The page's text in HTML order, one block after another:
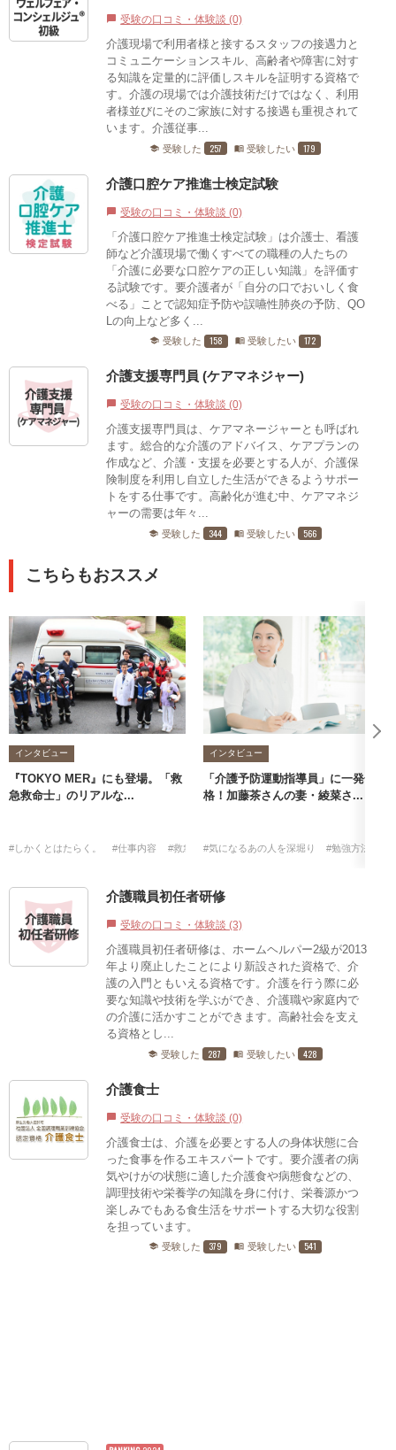
chat_bubble 受験の口コミ・体験談 (0)
介護現場で利用者様と接するスタッフの接遇力と
コミュニケーションスキル、高齢者や障害に対す
る知識を定量的に評価しスキルを証明する資格で
す。介護の現場では介護技術だけではなく、利用
者様並びにそのご家族に対する接遇も重視されて
います。介護従事...
school 受験した 257 menu_book 受験したい 179
介護口腔ケア推進士検定試験
chat_bubble 受験の口コミ・体験談 (0)
「介護口腔ケア推進士検定試験」は介護士、看護
師など介護現場で働くすべての職種の人たちの
「介護に必要な口腔ケアの正しい知識」を評価す
る試験です。要介護者が「自分の口でおいしく食
べる」ことで認知症予防や誤嚥性肺炎の予防、QO
Lの向上など多く...
school 受験した 158 menu_book 受験したい 172
介護支援専門員 (ケアマネジャー)
chat_bubble 受験の口コミ・体験談 (0)
介護支援専門員は、ケアマネージャーとも呼ばれ
ます。総合的な介護のアドバイス、ケアプランの
作成など、介護・支援を必要とする人が、介護保
険制度を利用し自立した生活ができるようサポー
トをする仕事です。高齢化が進む中、ケアマネジ
ャーの需要は年々...
school 受験した 344 menu_book 受験したい 566
こちらもおススメ
インタビュー
『TOKYO MER』にも登場。「救
急救命士」のリアルな...
#しかくとはたらく。 #仕事内容 #救急救命士
インタビュー
「介護予防運動指導員」に一発合
格！加藤茶さんの妻・綾菜さ...
#気になるあの人を深堀り #勉強方法
介護職員初任者研修
chat_bubble 受験の口コミ・体験談 (3)
介護職員初任者研修は、ホームヘルパー2級が2013
年より廃止したことにより新設された資格で、介
護の入門ともいえる資格です。介護を行う際に必
要な知識や技術を学ぶができ、介護職や家庭内で
の介護に活かすことができます。高齢社会を支え
る資格とし...
school 受験した 287 menu_book 受験したい 428
介護食士
chat_bubble 受験の口コミ・体験談 (0)
介護食士は、介護を必要とする人の身体状態に合
った食事を作るエキスパートです。要介護者の病
気やけがの状態に適した介護食や病態食などの、
調理技術や栄養学の知識を身に付け、栄養源かつ
楽しみでもある食生活をサポートする大切な役割
を担っています。
school 受験した 379 menu_book 受験したい 541